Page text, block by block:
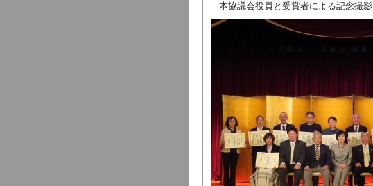
本協議会役員と受賞者による記念撮影